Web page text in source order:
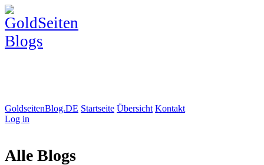
GoldseitenBlog.DE Startseite Übersicht Kontakt
Log in
Alle Blogs